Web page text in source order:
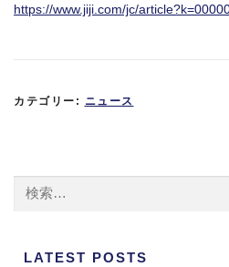
https://www.jiji.com/jc/
カテゴリー: ニュース
検索:
LATEST POSTS